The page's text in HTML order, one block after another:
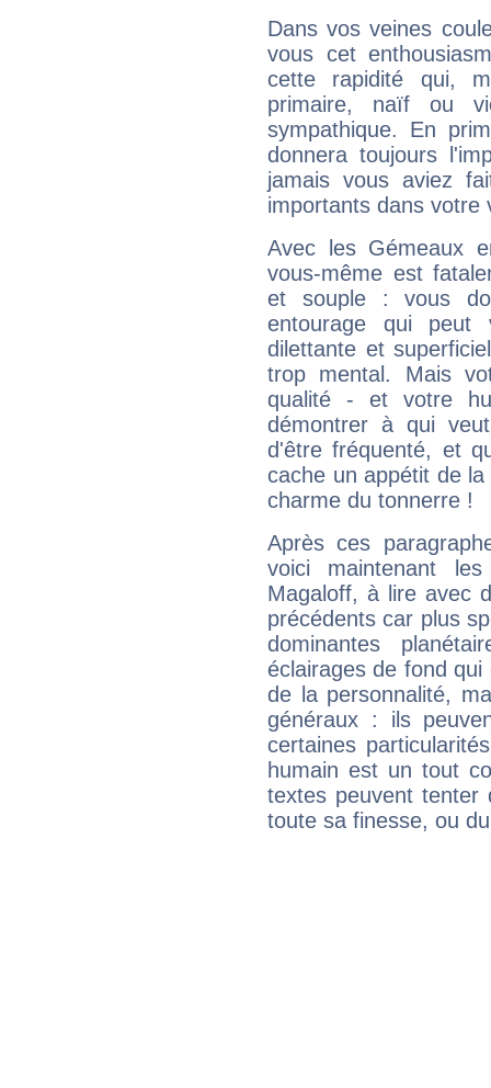
Dans vos veines
vous cet
cette rapidité qui,
primaire, naïf ou
sympathique. En
donnera toujours
jamais vous aviez
importants dans votre
Avec les Gémeaux
vous-même est
et souple : vous
entourage qui
dilettante et
trop mental. Mais
qualité - et votre
démontrer à qui
d'être fréquenté, et
cache un appétit de
charme du tonnerre !
Après ces
voici maintenant
Magaloff, à lire avec
précédents car plus
dominantes
éclairages de fond
de la personnalité,
généraux : ils
certaines
humain est un tout
textes peuvent tenter
toute sa finesse, ou